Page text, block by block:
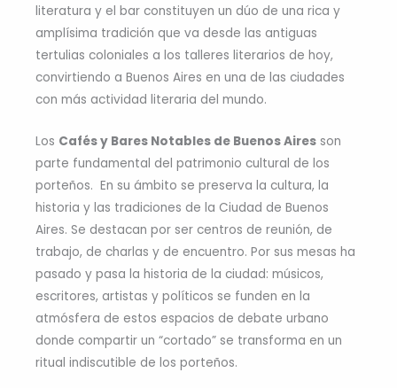
literatura y el bar constituyen un dúo de una rica y
amplísima tradición que va desde las antiguas
tertulias coloniales a los talleres literarios de hoy,
convirtiendo a Buenos Aires en una de las ciudades
con más actividad literaria del mundo.
Los Cafés y Bares Notables de Buenos Aires son
parte fundamental del patrimonio cultural de los
porteños. En su ámbito se preserva la cultura, la
historia y las tradiciones de la Ciudad de Buenos
Aires. Se destacan por ser centros de reunión, de
trabajo, de charlas y de encuentro. Por sus mesas ha
pasado y pasa la historia de la ciudad: músicos,
escritores, artistas y políticos se funden en la
atmósfera de estos espacios de debate urbano
donde compartir un “cortado” se transforma en un
ritual indiscutible de los porteños.